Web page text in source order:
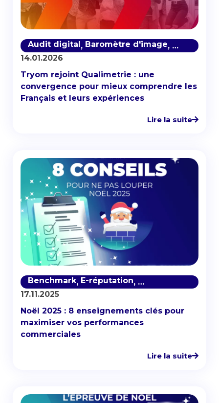
Audit digital, Baromètre d'image,
14.01.2026
Tryom rejoint Qualimetrie : une
convergence pour mieux comprendre les
Français et leurs expériences
Lire la suite
Benchmark, E-réputation,
17.11.2025
Noël 2025 : 8 enseignements clés pour
maximiser vos performances
commerciales
Lire la suite